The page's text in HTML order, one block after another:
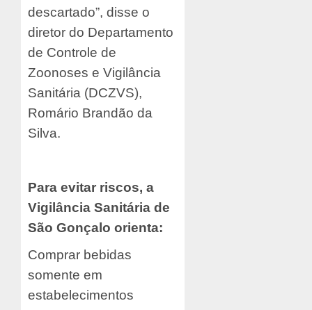
descartado”, disse o
diretor do Departamento
de Controle de
Zoonoses e Vigilância
Sanitária (DCZVS),
Romário Brandão da
Silva.
Para evitar riscos, a
Vigilância Sanitária de
São Gonçalo orienta:
Comprar bebidas
somente em
estabelecimentos